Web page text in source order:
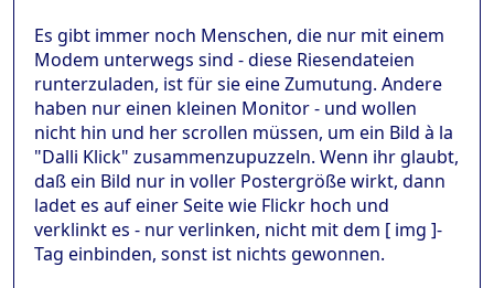
Es gibt immer noch Menschen, die nur mit einem
Modem unterwegs sind - diese Riesendateien
runterzuladen, ist für sie eine Zumutung. Andere
haben nur einen kleinen Monitor - und wollen
nicht hin und her scrollen müssen, um ein Bild à la
"Dalli Klick" zusammenzupuzzeln. Wenn ihr glaubt,
daß ein Bild nur in voller Postergröße wirkt, dann
ladet es auf einer Seite wie Flickr hoch und
verklinkt es - nur verlinken, nicht mit dem [ img ]-
Tag einbinden, sonst ist nichts gewonnen.